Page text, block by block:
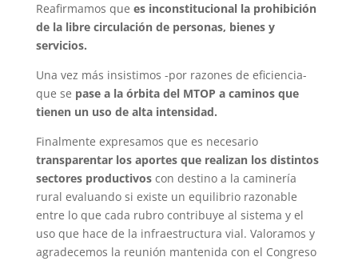
Reafirmamos que es inconstitucional la prohibición
de la libre circulación de personas, bienes y
servicios.
Una vez más insistimos -por razones de eficiencia-
que se pase a la órbita del MTOP a caminos que
tienen un uso de alta intensidad.
Finalmente expresamos que es necesario
transparentar los aportes que realizan los distintos
sectores productivoscon destino a la caminería
rural evaluando si existe un equilibrio razonable
entre lo que cada rubro contribuye al sistema y el
uso que hace de la infraestructura vial. Valoramos y
agradecemos la reunión mantenida con el Congreso